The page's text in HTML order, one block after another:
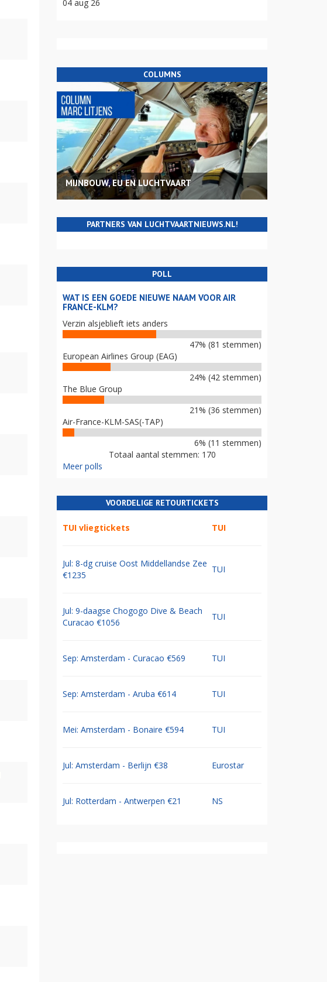
04 aug 26
COLUMNS
MIJNBOUW, EU EN LUCHTVAART
PARTNERS VAN LUCHTVAARTNIEUWS.NL!
POLL
WAT IS EEN GOEDE NIEUWE NAAM VOOR AIR
FRANCE-KLM?
Verzin alsjeblieft iets anders
47% (81 stemmen)
European Airlines Group (EAG)
24% (42 stemmen)
The Blue Group
21% (36 stemmen)
Air-France-KLM-SAS(-TAP)
6% (11 stemmen)
Totaal aantal stemmen: 170
Meer polls
VOORDELIGE RETOURTICKETS
TUI vliegtickets TUI
Jul: 8-dg cruise Oost Middellandse Zee
€1235
TUI
Jul: 9-daagse Chogogo Dive & Beach
Curacao €1056
TUI
Sep: Amsterdam - Curacao €569 TUI
Sep: Amsterdam - Aruba €614 TUI
Mei: Amsterdam - Bonaire €594 TUI
Jul: Amsterdam - Berlijn €38 Eurostar
Jul: Rotterdam - Antwerpen €21 NS